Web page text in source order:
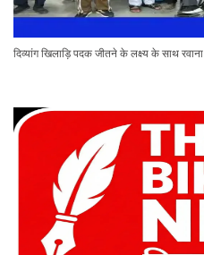
दिव्यांग खिलाड़ि पदक जीतने के लक्ष्य के साथ रवाना